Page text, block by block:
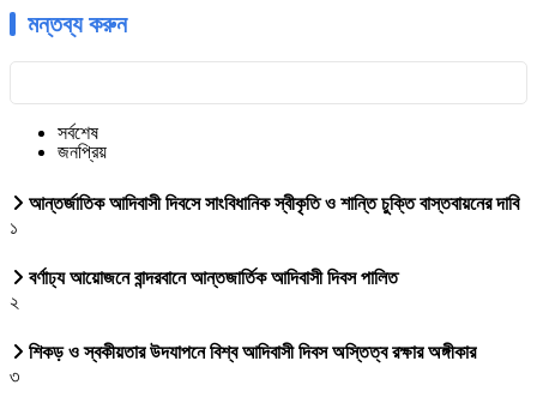
মন্তব্য করুন
সর্বশেষ
জনপ্রিয়
আন্তর্জাতিক আদিবাসী দিবসে সাংবিধানিক স্বীকৃতি ও শান্তি চুক্তি বাস্তবায়নের দাবি
১
বর্ণাঢ্য আয়োজনে বান্দরবানে আন্তজার্তিক আদিবাসী দিবস পালিত
২
শিকড় ও স্বকীয়তার উদযাপনে বিশ্ব আদিবাসী দিবস অস্তিত্ব রক্ষার অঙ্গীকার
৩